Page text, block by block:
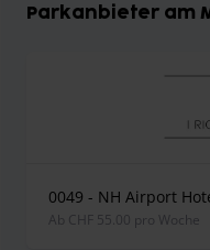
Parkanbieter am
0049 - NH Airport
ab CHF 55.00 pro Woche